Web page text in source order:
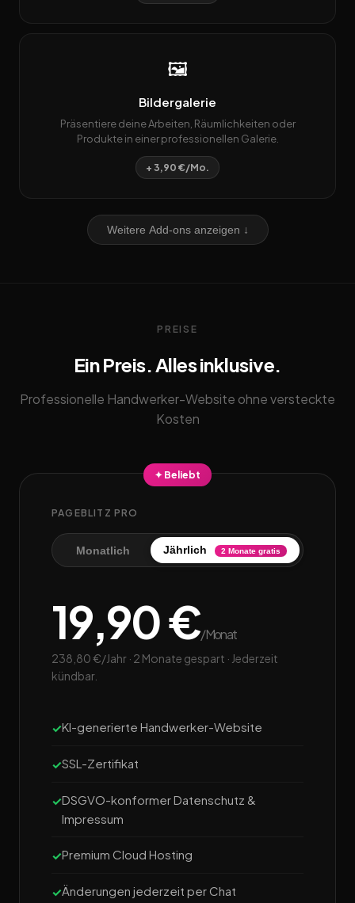
🖼️
Bildergalerie
Präsentiere deine Arbeiten, Räumlichkeiten oder
Produkte in einer professionellen Galerie.
+ 3,90 €/Mo.
Weitere Add-ons anzeigen ↓
PREISE
Ein Preis. Alles inklusive.
Professionelle Handwerker-Website ohne versteckte
Kosten
✦ Beliebt
PAGEBLITZ PRO
Monatlich Jährlich 2 Monate gratis
19,90 €/Monat
238,80 €/Jahr · 2 Monate gespart · Jederzeit
kündbar.
KI-generierte Handwerker-Website
SSL-Zertifikat
DSGVO-konformer Datenschutz &
Impressum
Premium Cloud Hosting
Änderungen jederzeit per Chat